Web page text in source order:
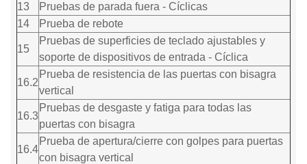
13
Pruebas de parada fuera - Cíclicas
14
Prueba de rebote
15
Pruebas de superficies de teclado ajustables y
soporte de dispositivos de entrada - Cíclica
16.2
Prueba de resistencia de las puertas con bisagra
vertical
16.3
Pruebas de desgaste y fatiga para todas las
puertas con bisagra
16.4
Prueba de apertura/cierre con golpes para puertas
con bisagra vertical